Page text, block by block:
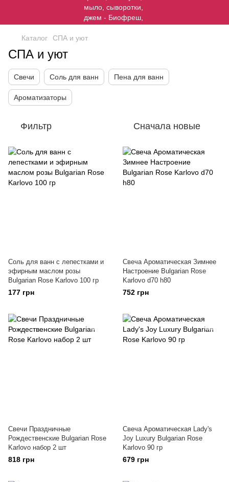
Каталог СПА и уют
СПА и уют
Свечи Соль для ванн Пена для ванн
Ароматизаторы
Фильтр Сначала новые
Соль для ванн с лепестками и
эфирным маслом розы
Bulgarian Rose Karlovo 100 гр
177 грн
Свеча Ароматическая Зимнее
Настроение Bulgarian Rose
Karlovo d70 h80
752 грн
Свечи Праздничные
Рождественские Bulgarian Rose
Karlovo набор 2 шт
818 грн
Свеча Ароматическая Lady's
Joy Luxury Bulgarian Rose
Karlovo 90 гр
679 грн